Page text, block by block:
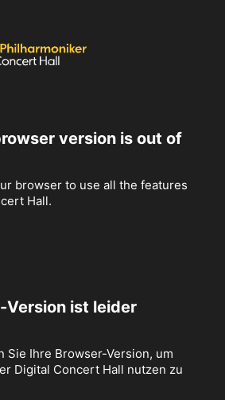
version is out of
browser to use all the features
Hall.
Version ist leider
Sie Ihre Browser-Version, um
Digital Concert Hall nutzen zu